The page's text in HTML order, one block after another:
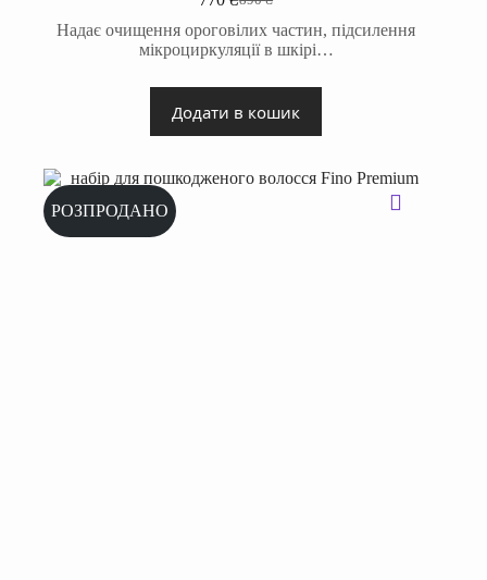
Оригінальна
ціна:
890 ₴.
Поточна
ціна:
770 ₴.
Надає очищення ороговілих частин, підсилення
мікроциркуляції в шкірі…
Додати в кошик
РОЗПРОДАНО